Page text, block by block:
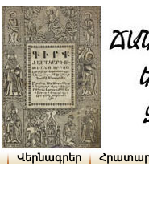
Վերնագրեր